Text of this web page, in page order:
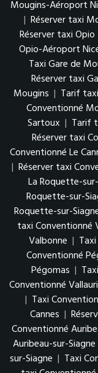
Mougins-Aéroport
| Réserver taxi
Réserver taxi Opio
Opio-Aéroport
Taxi Gare de
Réserver taxi
Mougins | Tarif
Conventionné
Sartoux | Tarif
Réserver taxi
Conventionné Le
| Réserver taxi
La Roquette-
Roquette-sur-
Roquette-sur-
taxi Conventionné
Valbonne |
Conventionné
Pégomas |
Conventionné
| Taxi
Cannes |
Conventionné
Auribeau-sur-Siagne
sur-Siagne | Taxi